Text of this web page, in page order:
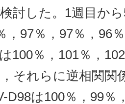
討した。1週目か
，97％，97％，96
100％，101％，
それらに逆相関関
D98は100％，99％